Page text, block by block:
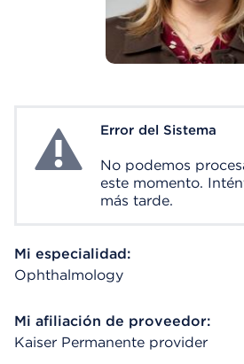
System ErrorError del Sistema
No podemos
este momento.
más tarde.
Mi especialidad:
Ophthalmology
Mi afiliación de proveedor:
Kaiser Permanente provider